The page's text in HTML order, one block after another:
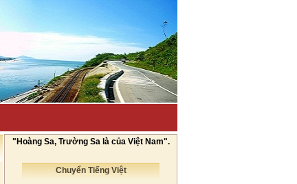
"Hoàng Sa, Trường Sa là của Việt Nam".
Chuyển Tiếng Việt